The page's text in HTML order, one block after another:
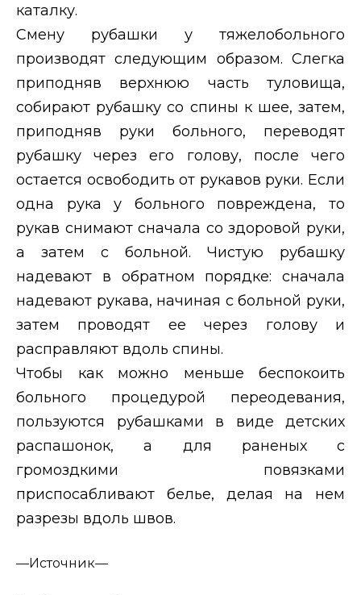
каталку.
Смену рубашки у тяжелобольного
производят следующим образом. Слегка
приподняв верхнюю часть туловища,
собирают рубашку со спины к шее, затем,
приподняв руки больного, переводят
рубашку через его голову, после чего
остается освободить от рукавов руки. Если
одна рука у больного повреждена, то
рукав снимают сначала со здоровой руки,
а затем с больной. Чистую рубашку
надевают в обратном порядке: сначала
надевают рукава, начиная с больной руки,
затем проводят ее через голову и
расправляют вдоль спины.
Чтобы как можно меньше беспокоить
больного процедурой переодевания,
пользуются рубашками в виде детских
распашонок, а для раненых с
громоздкими повязками
приспосабливают белье, делая на нем
разрезы вдоль швов.
—Источник—